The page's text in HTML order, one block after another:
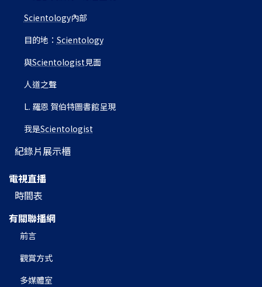
Scientology內部
目的地： Scientology
與Scientologist 見面
人道之聲
L. 羅恩 賀伯特圖書館呈現
我是Scientologist
紀錄片展示櫃
電視直播
時間表
有關聯播網
前言
觀賞方式
多媒體室